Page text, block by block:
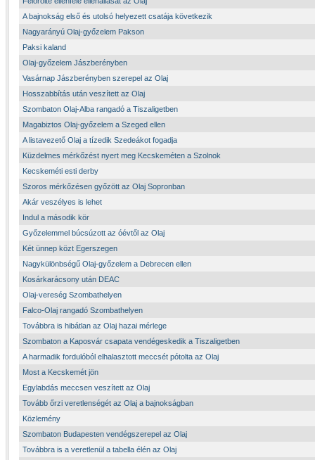
A bajnokság első és utolsó helyezett csatája következik
Nagyarányú Olaj-győzelem Pakson
Paksi kaland
Olaj-győzelem Jászberényben
Vasárnap Jászberényben szerepel az Olaj
Hosszabbítás után veszített az Olaj
Szombaton Olaj-Alba rangadó a Tiszaligetben
Magabiztos Olaj-győzelem a Szeged ellen
A listavezető Olaj a tízedik Szedeákot fogadja
Küzdelmes mérkőzést nyert meg Kecskeméten a Szolnok
Kecskeméti esti derby
Szoros mérkőzésen győzött az Olaj Sopronban
Akár veszélyes is lehet
Indul a második kör
Győzelemmel búcsúzott az óévtől az Olaj
Két ünnep közt Egerszegen
Nagykülönbségű Olaj-győzelem a Debrecen ellen
Kosárkarácsony után DEAC
Olaj-vereség Szombathelyen
Falco-Olaj rangadó Szombathelyen
Továbbra is hibátlan az Olaj hazai mérlege
Szombaton a Kaposvár csapata vendégeskedik a Tiszaligetben
A harmadik fordulóból elhalasztott meccsét pótolta az Olaj
Most a Kecskemét jön
Egylabdás meccsen veszített az Olaj
Tovább őrzi veretlenségét az Olaj a bajnokságban
Közlemény
Szombaton Budapesten vendégszerepel az Olaj
Továbbra is a veretlenül a tabella élén az Olaj